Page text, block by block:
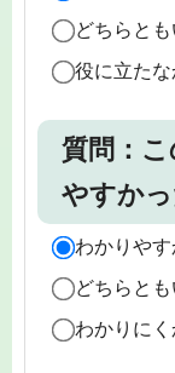
どちらと
役に立たな
質問：
やすか
わかりやす
どちらと
わかりにく